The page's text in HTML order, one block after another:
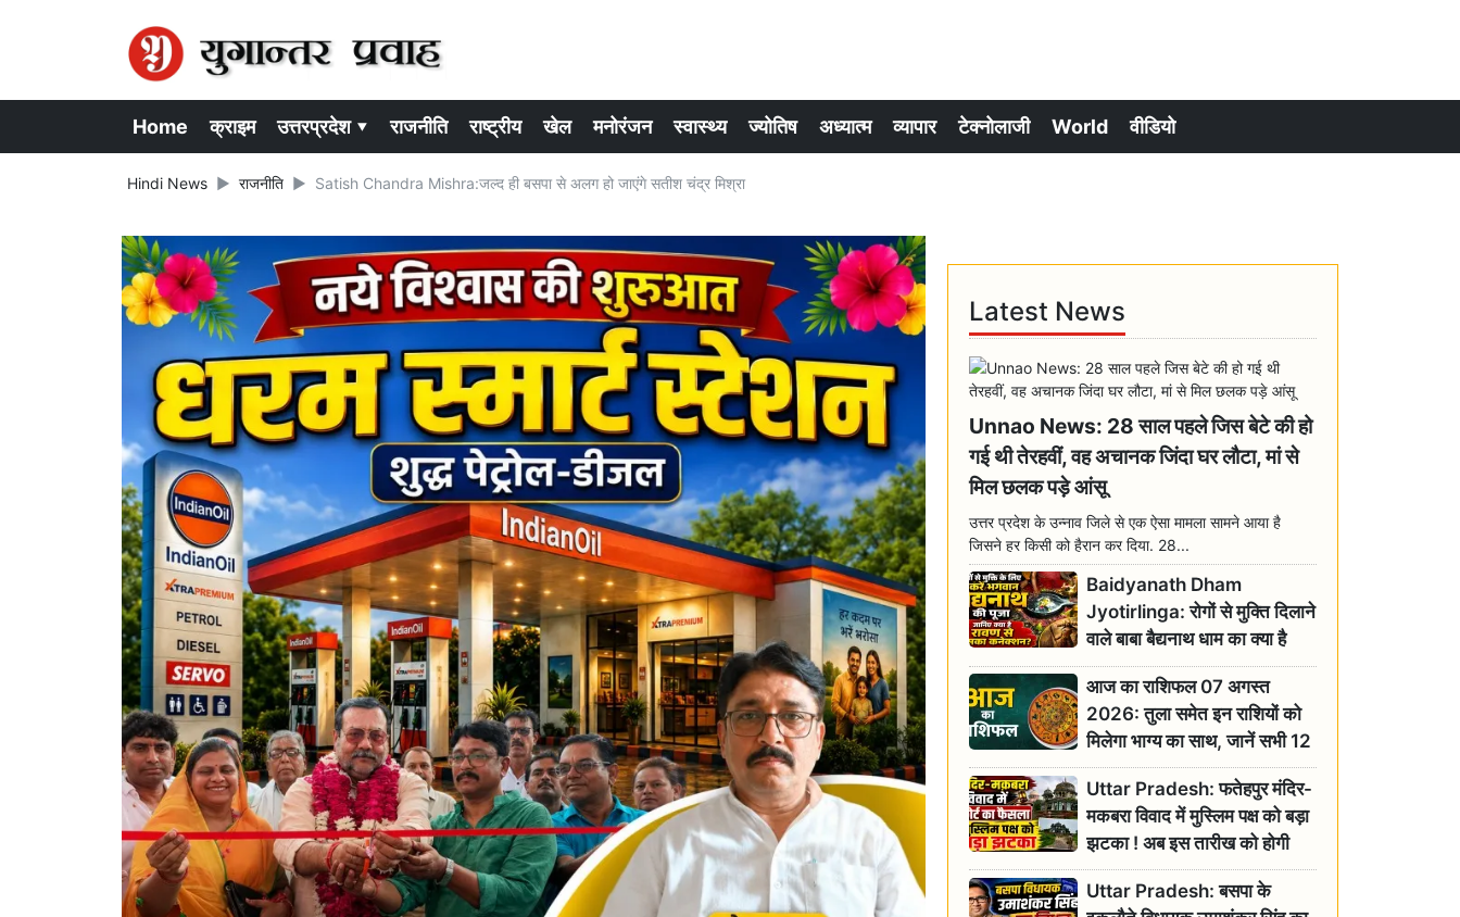
Home क्राइम उत्तरप्रदेश ▾ राजनीति राष्ट्रीय खेल मनोरंजन स्वास्थ्य ज्योतिष अध्यात्म व्यापार टेक्नोलाजी World वीडियो
Hindi News राजनीति Satish Chandra Mishra:जल्द ही बसपा से अलग हो जाएंगे सतीश चंद्र मिश्रा
Latest News
Unnao News: 28 साल पहले जिस बेटे की हो
गई थी तेरहवीं, वह अचानक जिंदा घर लौटा, मां से
मिल छलक पड़े आंसू
उत्तर प्रदेश के उन्नाव जिले से एक ऐसा मामला सामने आया है
जिसने हर किसी को हैरान कर दिया. 28...
Baidyanath Dham
Jyotirlinga: रोगों से मुक्ति दिलाने
वाले बाबा बैद्यनाथ धाम का क्या है
रावण से संबंध? जानिए ज्योतिर्लिंग की
महिमा
आज का राशिफल 07 अगस्त
2026: तुला समेत इन राशियों को
मिलेगा भाग्य का साथ, जानें सभी 12
राशियों का दैनिक भाग्यफल
Uttar Pradesh: फतेहपुर मंदिर-
मकबरा विवाद में मुस्लिम पक्ष को बड़ा
झटका ! अब इस तारीख को होगी
सुनवाई
Uttar Pradesh: बसपा के